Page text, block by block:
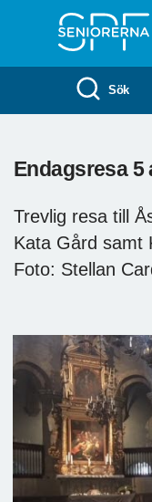
Sök
Endagsresa 5
Trevlig resa till
Kata Gård samt
Foto: Stellan